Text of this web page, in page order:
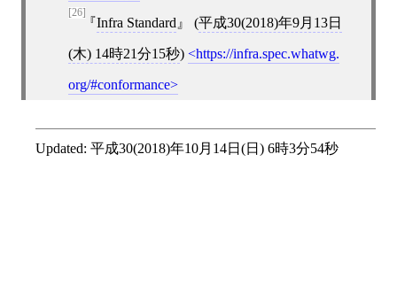
[26]
Infra Standard (平成30(2018)年9月13日
(木) 14時21分15秒) https://infra.spec.whatwg.
org/#conformance
Updated: 平成30(2018)年10月14日(日) 6時3分54秒